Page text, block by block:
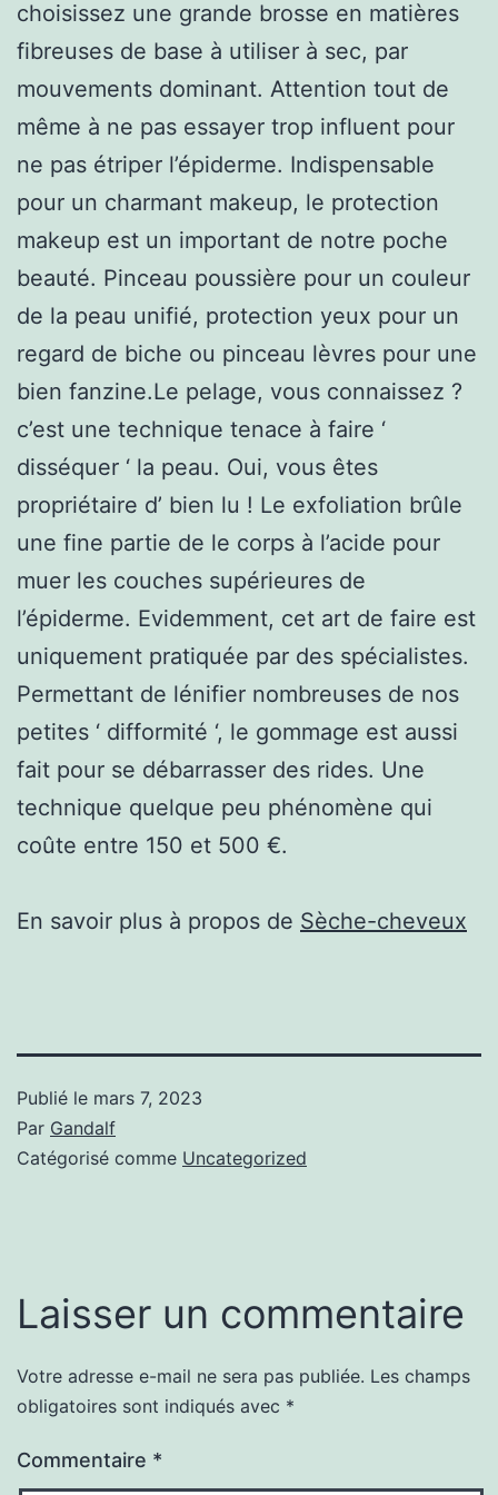
choisissez une grande brosse en matières
fibreuses de base à utiliser à sec, par
mouvements dominant. Attention tout de
même à ne pas essayer trop influent pour
ne pas étriper l’épiderme. Indispensable
pour un charmant makeup, le protection
makeup est un important de notre poche
beauté. Pinceau poussière pour un couleur
de la peau unifié, protection yeux pour un
regard de biche ou pinceau lèvres pour une
bien fanzine.Le pelage, vous connaissez ?
c’est une technique tenace à faire ‘
disséquer ‘ la peau. Oui, vous êtes
propriétaire d’ bien lu ! Le exfoliation brûle
une fine partie de le corps à l’acide pour
muer les couches supérieures de
l’épiderme. Evidemment, cet art de faire est
uniquement pratiquée par des spécialistes.
Permettant de lénifier nombreuses de nos
petites ‘ difformité ‘, le gommage est aussi
fait pour se débarrasser des rides. Une
technique quelque peu phénomène qui
coûte entre 150 et 500 €.
En savoir plus à propos de Sèche-cheveux
Publié le mars 7, 2023
Par Gandalf
Catégorisé comme Uncategorized
Laisser un commentaire
Votre adresse e-mail ne sera pas publiée. Les champs
obligatoires sont indiqués avec *
Commentaire *